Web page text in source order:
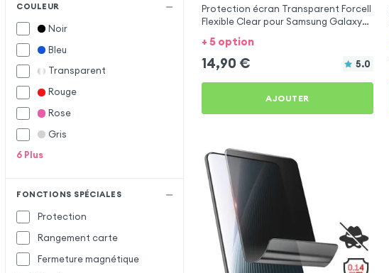
COULEUR
Noir
Bleu
Transparent
Rouge
Rose
Gris
6 Plus
FONCTIONS SPÉCIALES
Protection
Rangement carte
Fermeture magnétique
Protection écran Transparent Forcell
Flexible Clear pour Samsung Galaxy
+ 5 option
14,90 € 5.0
AJOUTER